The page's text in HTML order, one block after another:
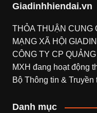
Giadinhhiendai.vn
THỎA THUẬN CUNG
MẠNG XÃ HỘI
CÔNG TY CP
MXH đang hoạt động
Bộ Thông tin &
Danh mục